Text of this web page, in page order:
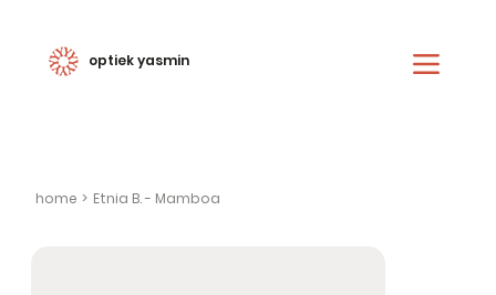
optiek yasmin
home > Etnia B. - Mamboa